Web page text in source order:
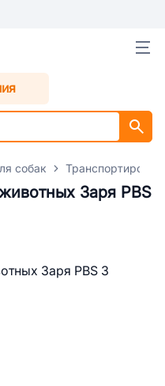
собак Транспортировка
Заря РВS